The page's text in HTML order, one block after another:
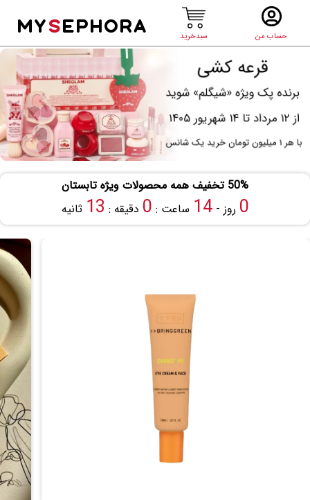
حساب من سبدخرید
MYSEPHORA
50% تخفیف همه محصولات ویژه تابستان
0 روز -14 ساعت : 0 دقیقه : 12 ثانیه